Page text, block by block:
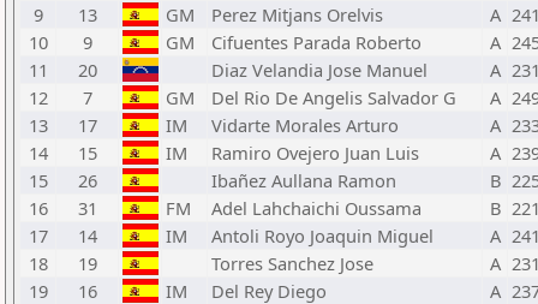
9
13 GM Perez Mitjans Orelvis A
10
9 GM Cifuentes Parada Roberto A
11
20 Diaz Velandia Jose Manuel A
12
7 GM Del Rio De Angelis Salvador G A
13
17 IM Vidarte Morales Arturo A
14
15 IM Ramiro Ovejero Juan Luis A
15
26 Ibañez Aullana Ramon B
16
31 FM Adel Lahchaichi Oussama B
17
14 IM Antoli Royo Joaquin Miguel A
18
19 Torres Sanchez Jose A
19
16 IM Del Rey Diego A